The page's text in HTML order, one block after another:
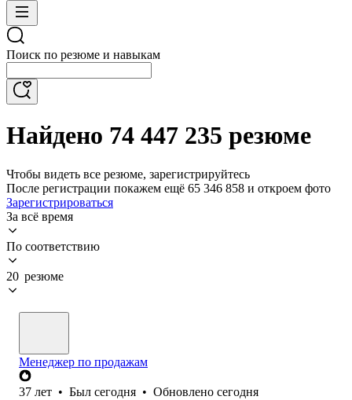
Поиск по резюме и навыкам
Найдено 74 447 235 резюме
Чтобы видеть все резюме, зарегистрируйтесь
После регистрации покажем ещё 65 346 858 и откроем фото
Зарегистрироваться
За всё время
По соответствию
20 резюме
Менеджер по продажам
37 лет • Был сегодня • Обновлено сегодня